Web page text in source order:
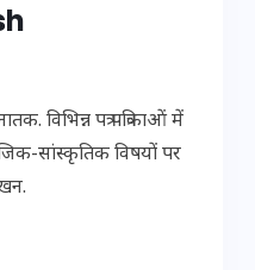
विभिन्न पत्र पत्रिकाओं में
सांस्कृतिक विषयों पर